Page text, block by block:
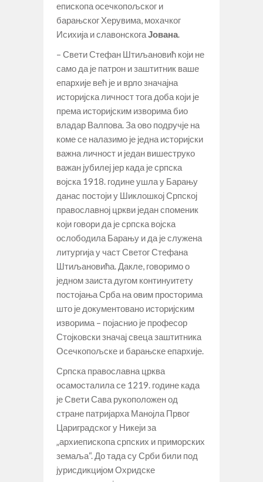
епископа осечкопољског и
барањског Херувима, мохачког
Исихија и славонскогаЈована.
– Свети Стефан Штиљановић који не
само да је патрон и заштитник ваше
епархије већ је и врло значајна
историјска личност тога доба који је
према историјским изворима био
владар Валпова. За ово подручје на
коме се налазимо је једна историјски
важна личност и један вишеструко
важан јубилеј јер када је српска
војска 1918. године ушла у Барању
данас постоји у Шиклошкој Српској
православној цркви један споменик
који говори да је српска војска
ослободила Барању и да је служена
литургија у част Светог Стефана
Штиљановића. Дакле, говоримо о
једном заиста дугом континуитету
постојања Срба на овим просторима
што је документовано историјским
изворима – појаснио је професор
Стојковски значај свеца заштитника
Осечкопољске и барањске епархије.
Српска православна црква
осамосталила се 1219. године када
је Свети Сава рукоположен од
стране патријарха Манојла Првог
Цариградског у Никеји за
„архиепископа српских и приморских
земаља“. До тада су Срби били под
јурисдикцијом Охридске